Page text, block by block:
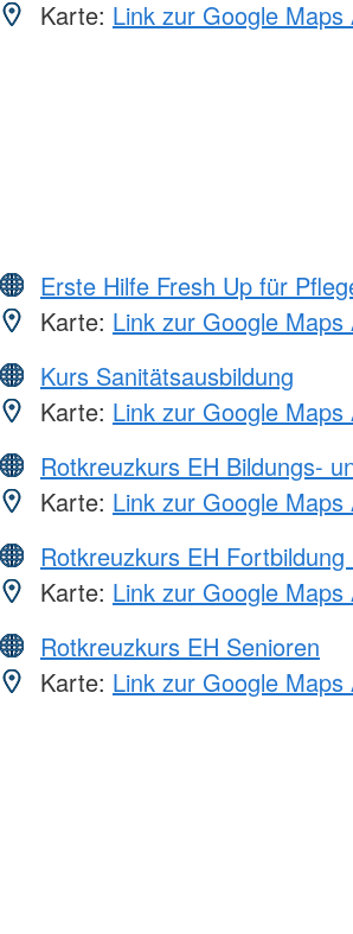
Karte: Link zur Google Maps
Erste Hilfe Fresh Up für
Karte: Link zur Google Maps
Kurs Sanitätsausbildung
Karte: Link zur Google Maps
Rotkreuzkurs EH Bildungs-
Karte: Link zur Google Maps
Rotkreuzkurs EH Fortbildung
Karte: Link zur Google Maps
Rotkreuzkurs EH Senioren
Karte: Link zur Google Maps